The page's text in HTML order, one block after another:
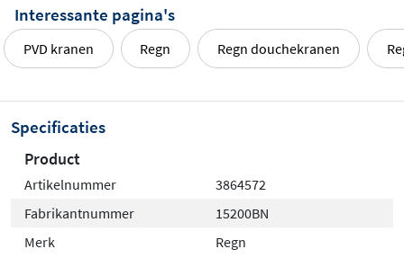
Interessante pagina's
PVD kranen Regn Regn douchekranen
Specificaties
Product
Artikelnummer
3864572
Fabrikantnummer
15200BN
Merk
Regn